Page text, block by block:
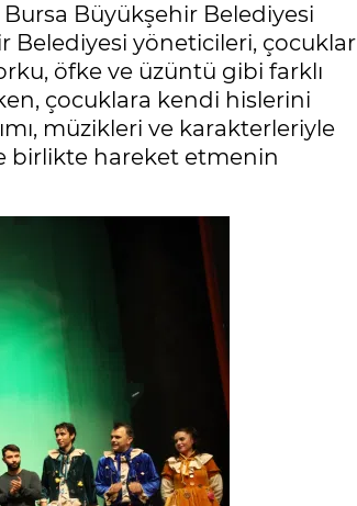
Büyükşehir Belediyesi
Belediyesi yöneticileri, çocuklar
öfke ve üzüntü gibi farklı
çocuklara kendi hislerini
müzikleri ve karakterleriyle
birlikte hareket etmenin